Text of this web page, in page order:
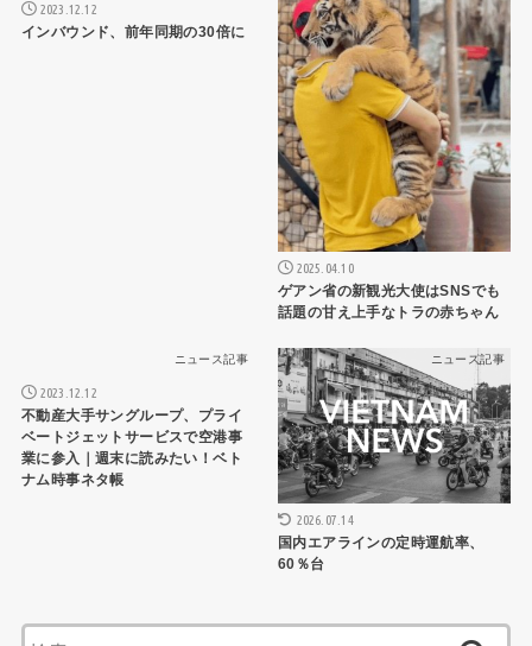
2023.12.12
インバウンド、前年同期の30倍に
2025.04.10
ゲアン省の新観光大使はSNSでも
話題の甘え上手なトラの赤ちゃん
ニュース記事
2023.12.12
不動産大手サングループ、プライ
ベートジェットサービスで空港事
業に参入｜週末に読みたい！ベト
ナム時事ネタ帳
ニュース記事
2026.07.14
国内エアラインの定時運航率、
60％台